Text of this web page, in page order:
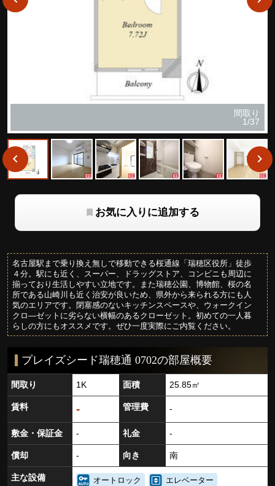
間取り
1/37
お気に入りに追加する
名古屋駅まで乗り換え無しで移動できる桜通線「瑞穂区役所」徒歩
４分。駅にも近く、スーパー、ドラッグストア、コンビニも周辺に
揃っており生活しやすい立地です。また瑞穂公園、博物館、桜の名
所である山崎川も近く治安が良いため、県外から来られる方にも人
気のエリアです。閉塞感のないキッチンスペースや、ウォークイン
クロ―ゼットに劣らない横幅のあるクローゼット。初めての一人暮
らしの方にもオススメです。ぜひ一度実際にご内覧ください。
プレイズシード瑞穂通 0702の部屋概要
間取り 1K 面積 25.85㎡
賃料 - 管理費 -
敷金・保証金 - 礼金 -
償却 - 向き 南
主な設備 オートロック
エレベーター